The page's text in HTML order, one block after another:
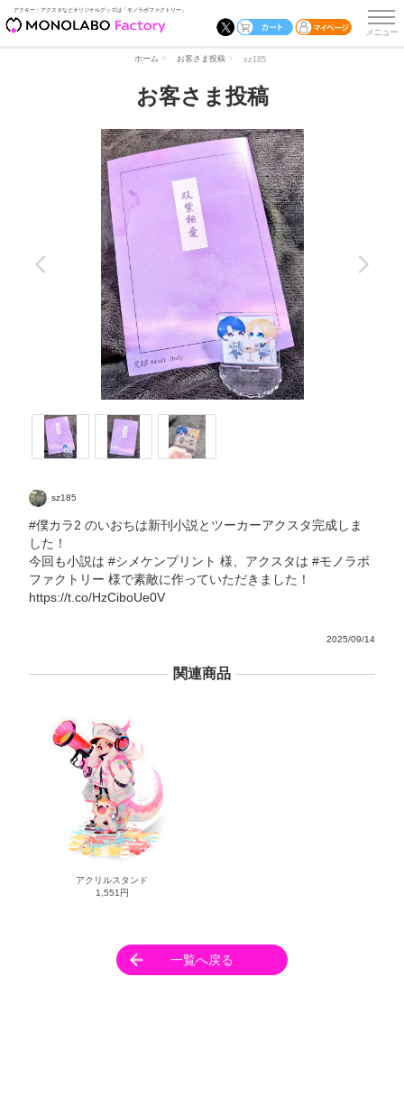
アクキー・アクスタなどオリジナルグッズは「モノラボファクトリー」
ホーム お客さま投稿 sz185
お客さま投稿
sz185
#僕カラ2 のいおちは新刊小説とツーカーアクスタ完成しま
した！
今回も小説は #シメケンプリント 様、アクスタは #モノラボ
ファクトリー 様で素敵に作っていただきました！
https://t.co/HzCiboUe0V
2025/09/14
関連商品
アクリルスタンド
1,551円
一覧へ戻る